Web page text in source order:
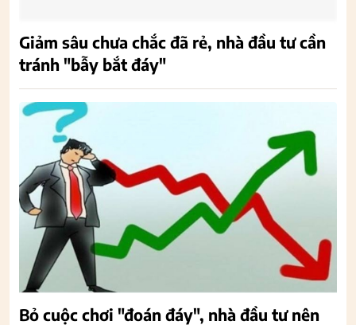
Giảm sâu chưa chắc đã rẻ, nhà đầu tư cần
tránh "bẫy bắt đáy"
Bỏ cuộc chơi "đoán đáy", nhà đầu tư nên